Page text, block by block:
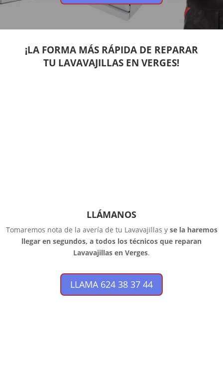
¡LA FORMA MÁS RÁPIDA DE REPARAR
TU LAVAVAJILLAS EN VERGES!
LLÁMANOS
Tomaremos nota de la avería de tu Lavavajillas y se la haremos
llegar en segundos, a todos los técnicos que reparan
Lavavajillas en Verges.
LLAMA 624 38 37 44